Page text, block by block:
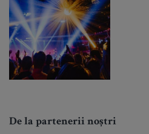
De la partenerii noștri